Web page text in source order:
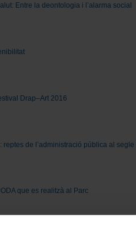
Entre la deontologia i l’alarma social
Drap–Art 2016
reptes de l’administració pública al segle
que es realitzà al Parc